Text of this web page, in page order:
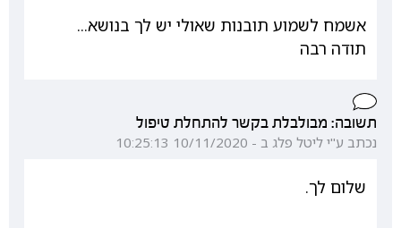
אשמח לשמוע תובנות שאולי יש לך בנושא...
תודה רבה
תשובה: מבולבלת בקשר להתחלת טיפול
נכתב ע"י ליטל פלג ב - 10/11/2020 10:25:13
שלום לך.